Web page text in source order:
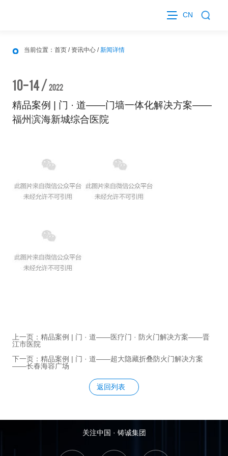
CN
当前位置：首页/ 资讯中心/新闻详情
10-14 /2022
精品案例 | 门 · 道——门墙一体化解决方案——
福州滨海新城综合医院
上一页：精品案例 | 门 · 道——医疗门 · 防火门解决方案——晋
江市医院
下一页：精品案例 | 门 · 道——超大隐藏折叠防火门解决方案
——长春海容广场
返回列表
关注中国 · 铸诚集团